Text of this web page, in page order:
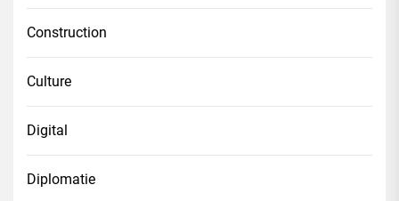
Construction
Culture
Digital
Diplomatie